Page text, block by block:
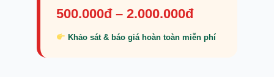
500.000đ – 2.000.000đ
Khảo sát & báo giá hoàn toàn miễn phí